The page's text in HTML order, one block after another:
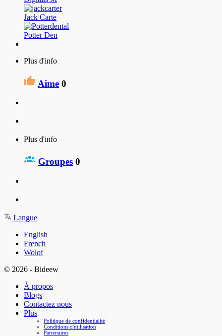
Jack Carte
Potter Den
Plus d'info
Aime 0
Plus d'info
Groupes 0
Langue
English
French
Wolof
© 2026 - Bideew
À propos
Blogs
Contactez nous
Plus
Politique de confidentialité
Conditions d'utilisation
Partenaires